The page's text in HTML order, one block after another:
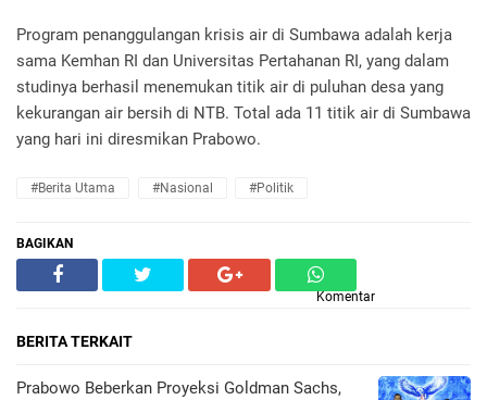
Program penanggulangan krisis air di Sumbawa adalah kerja
sama Kemhan RI dan Universitas Pertahanan RI, yang dalam
studinya berhasil menemukan titik air di puluhan desa yang
kekurangan air bersih di NTB. Total ada 11 titik air di Sumbawa
yang hari ini diresmikan Prabowo.
#Berita Utama #Nasional #Politik
BAGIKAN
Komentar
BERITA TERKAIT
Prabowo Beberkan Proyeksi Goldman Sachs,